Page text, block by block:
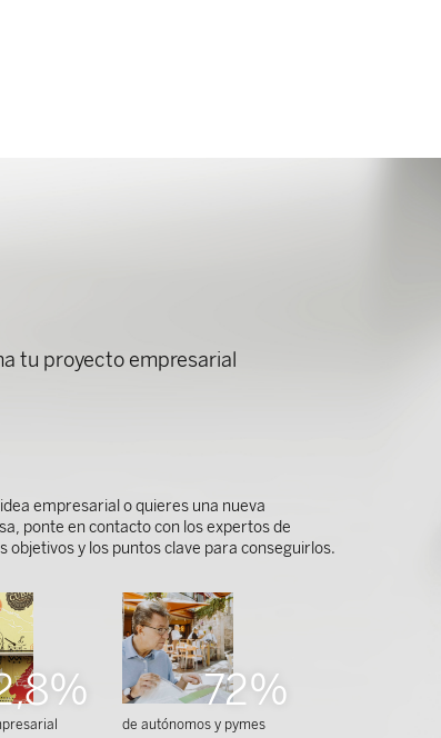
tu proyecto empresarial
empresarial o quieres una nueva
ponte en contacto con los expertos de
objetivos y los puntos clave para conseguirlos.
72%
de autónomos y pymes